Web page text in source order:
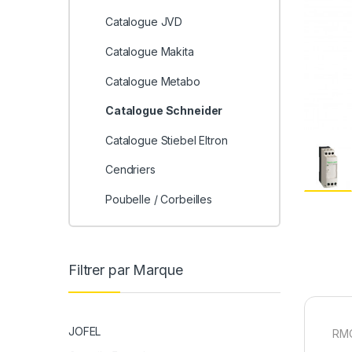
Catalogue JVD
Catalogue Makita
Catalogue Metabo
Catalogue Schneider
Catalogue Stiebel Eltron
Cendriers
Poubelle / Corbeilles
Filtrer par Marque
JOFEL